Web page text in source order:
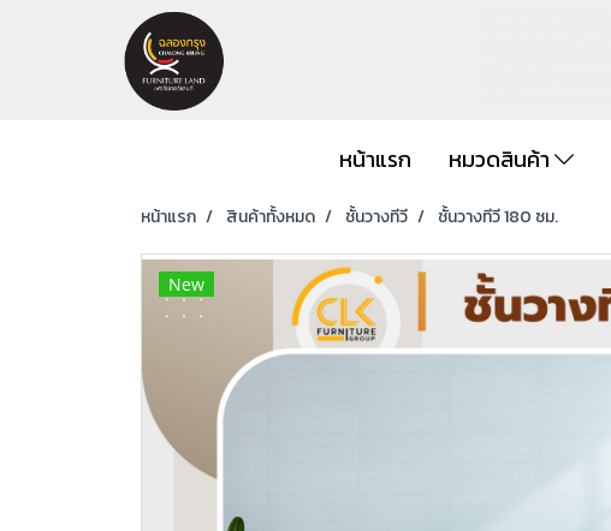
หน้าแรก หมวดสินค้า
หน้าแรก สินค้าทั้งหมด ชั้นวางทีวี ชั้นวางทีวี 180 ซม.
New